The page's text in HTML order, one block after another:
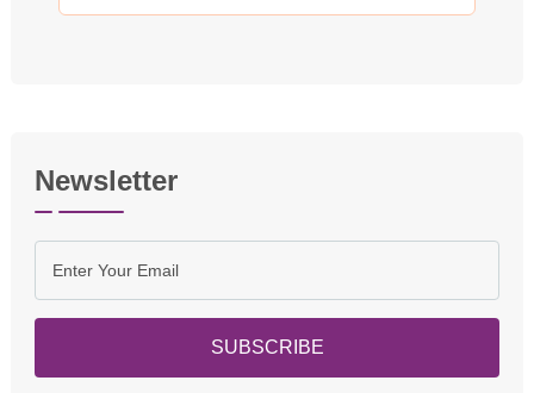
Newsletter
SUBSCRIBE